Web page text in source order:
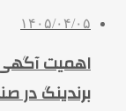
۱۴۰۵/۰۴/۰۵
اهمیت
برندینگ در